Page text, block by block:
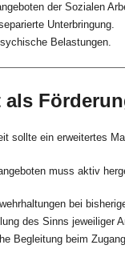
der Sozialen
Unterbringung.
Belastungen.
als
sollte ein erweitertes
muss aktiv
bei
des Sinns jeweiliger
Begleitung beim